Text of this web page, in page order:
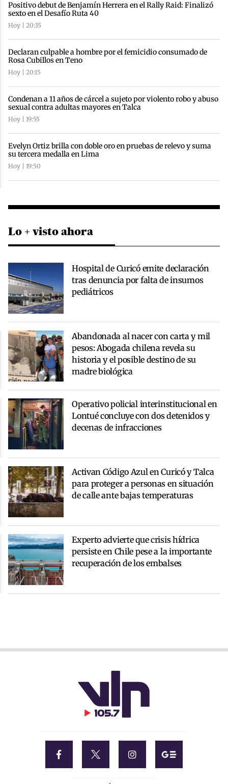
Positivo debut de Benjamín Herrera en el Rally Raid: Finalizó
sexto en el Desafío Ruta 40
Hoy | 20:35
Declaran culpable a hombre por el femicidio consumado de
Rosa Cubillos en Teno
Hoy | 20:15
Condenan a 11 años de cárcel a sujeto por violento robo y abuso
sexual contra adultas mayores en Talca
Hoy | 19:55
Evelyn Ortiz brilla con doble oro en pruebas de relevo y suma
su tercera medalla en Lima
Hoy | 19:50
Lo + visto ahora
Hospital de Curicó emite declaración
tras denuncia por falta de insumos
pediátricos
Abandonada al nacer con carta y mil
pesos: Abogada chilena revela su
historia y el posible destino de su
madre biológica
Operativo policial interinstitucional en
Lontué concluye con dos detenidos y
decenas de infracciones
Activan Código Azul en Curicó y Talca
para proteger a personas en situación
de calle ante bajas temperaturas
Experto advierte que crisis hídrica
persiste en Chile pese a la importante
recuperación de los embalses